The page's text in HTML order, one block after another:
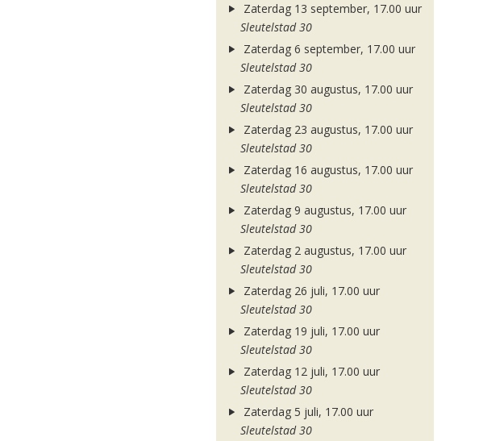
Zaterdag 13 september, 17.00 uur
Sleutelstad 30
Zaterdag 6 september, 17.00 uur
Sleutelstad 30
Zaterdag 30 augustus, 17.00 uur
Sleutelstad 30
Zaterdag 23 augustus, 17.00 uur
Sleutelstad 30
Zaterdag 16 augustus, 17.00 uur
Sleutelstad 30
Zaterdag 9 augustus, 17.00 uur
Sleutelstad 30
Zaterdag 2 augustus, 17.00 uur
Sleutelstad 30
Zaterdag 26 juli, 17.00 uur
Sleutelstad 30
Zaterdag 19 juli, 17.00 uur
Sleutelstad 30
Zaterdag 12 juli, 17.00 uur
Sleutelstad 30
Zaterdag 5 juli, 17.00 uur
Sleutelstad 30